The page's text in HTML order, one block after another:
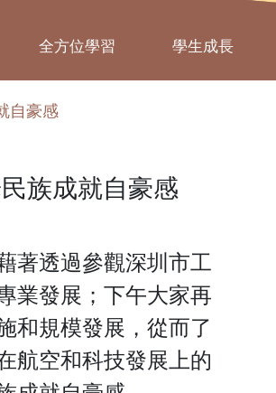
全方位學習 學生成長
自豪感
族成就自豪感
著透過參觀深圳市工
業發展；下午大家再
和規模發展，從而了
航空和科技發展上的